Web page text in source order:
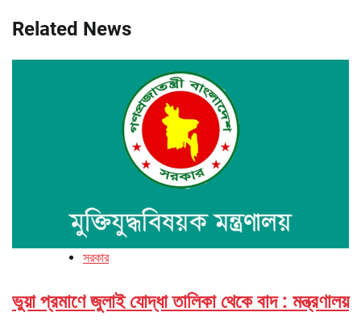
Related News
সরকার
ভুয়া প্রমাণে জুলাই যোদ্ধা তালিকা থেকে বাদ : মন্ত্রণালয়